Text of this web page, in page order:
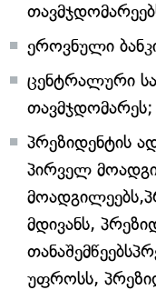
ეროვნული
ცენტრალური
თავმჯდომარეს;
პრეზიდენტის
პირველ
მდივანს,
უფროსს,